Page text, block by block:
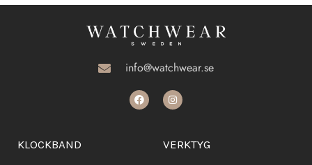
info@watchwear.se
KLOCKBAND VERKTYG